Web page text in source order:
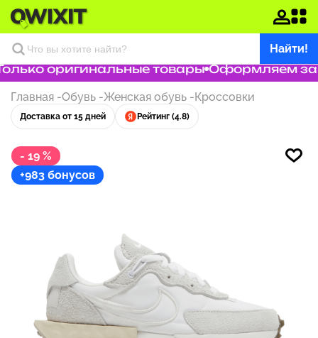
Найти!
оригинальные товары Оформляем
Главная -Обувь -Женская обувь -Кроссовки
Доставка от 15 дней Рейтинг (4.8)
- 19 %
+983 бонусов